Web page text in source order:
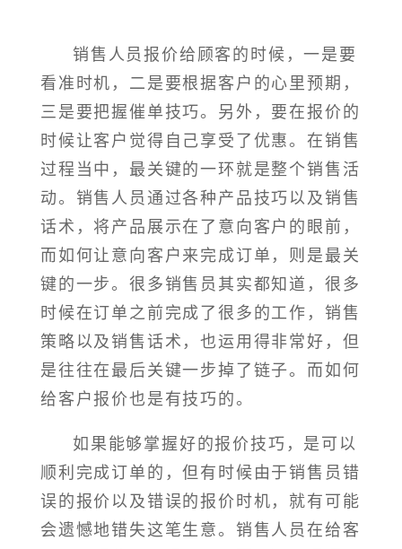
销售人员报价给顾客的时候，一是要
看准时机，二是要根据客户的心里预期，
三是要把握催单技巧。另外，要在报价的
时候让客户觉得自己享受了优惠。在销售
过程当中，最关键的一环就是整个销售活
动。销售人员通过各种产品技巧以及销售
话术，将产品展示在了意向客户的眼前，
而如何让意向客户来完成订单，则是最关
键的一步。很多销售员其实都知道，很多
时候在订单之前完成了很多的工作，销售
策略以及销售话术，也运用得非常好，但
是往往在最后关键一步掉了链子。而如何
给客户报价也是有技巧的。
如果能够掌握好的报价技巧，是可以
顺利完成订单的，但有时候由于销售员错
误的报价以及错误的报价时机，就有可能
会遗憾地错失这笔生意。销售人员在给客